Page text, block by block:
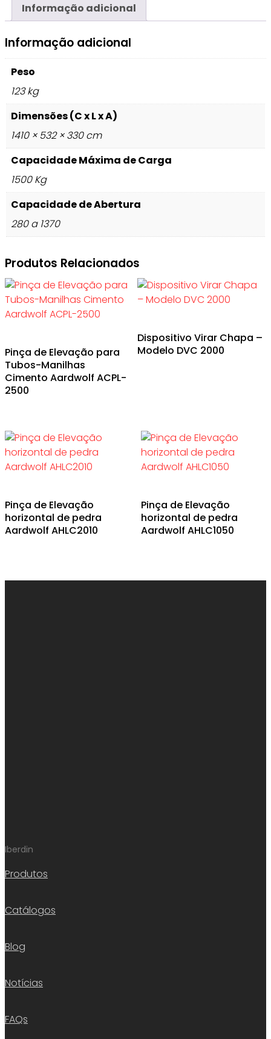
Informação adicional
Informação adicional
Peso
123 kg
Dimensões (C x L x A)
1410 × 532 × 330 cm
Capacidade Máxima de Carga
1500 Kg
Capacidade de Abertura
280 a 1370
Produtos Relacionados
Pinça de Elevação para
Tubos-Manilhas
Cimento Aardwolf ACPL-
2500
Dispositivo Virar Chapa –
Modelo DVC 2000
Pinça de Elevação
horizontal de pedra
Aardwolf AHLC2010
Pinça de Elevação
horizontal de pedra
Aardwolf AHLC1050
Iberdin
Produtos
Catálogos
Blog
Notícias
FAQs